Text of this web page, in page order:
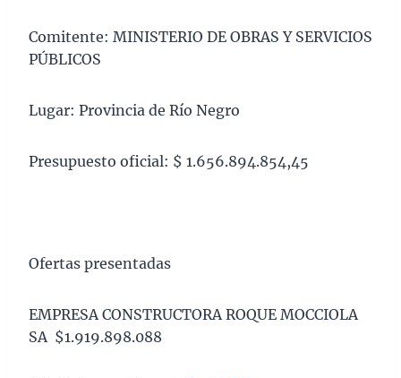
Comitente: MINISTERIO DE OBRAS Y SERVICIOS
PÚBLICOS
Lugar: Provincia de Río Negro
Presupuesto oficial: $ 1.656.894.854,45
Ofertas presentadas
EMPRESA CONSTRUCTORA ROQUE MOCCIOLA
SA $1.919.898.088